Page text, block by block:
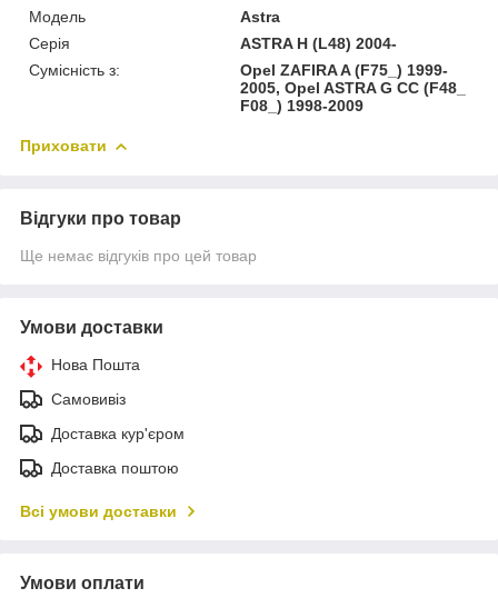
Модель
Astra
Серія
ASTRA H (L48) 2004-
Сумісність з:
Opel ZAFIRA A (F75_) 1999-
2005, Opel ASTRA G CC (F48_
F08_) 1998-2009
Приховати
Відгуки про товар
Ще немає відгуків про цей товар
Умови доставки
Нова Пошта
Самовивіз
Доставка кур'єром
Доставка поштою
Всі умови доставки
Умови оплати